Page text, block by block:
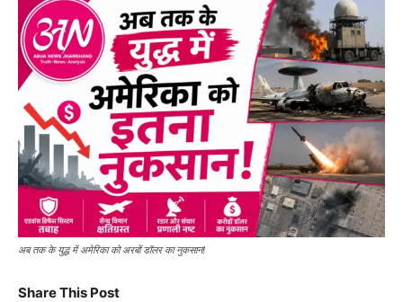
अब तक के युद्ध में अमेरिका को अरबों डॉलर का नुकसान!
Share This Post